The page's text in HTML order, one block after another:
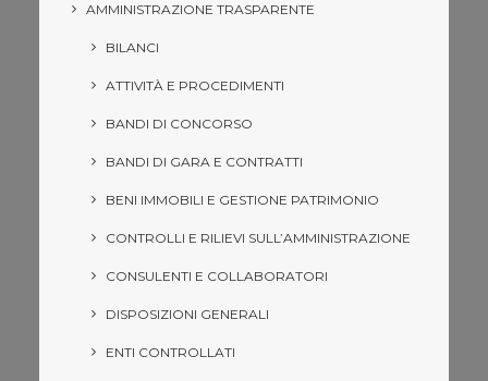
AMMINISTRAZIONE TRASPARENTE
BILANCI
ATTIVITÀ E PROCEDIMENTI
BANDI DI CONCORSO
BANDI DI GARA E CONTRATTI
BENI IMMOBILI E GESTIONE PATRIMONIO
CONTROLLI E RILIEVI SULL’AMMINISTRAZIONE
CONSULENTI E COLLABORATORI
DISPOSIZIONI GENERALI
ENTI CONTROLLATI